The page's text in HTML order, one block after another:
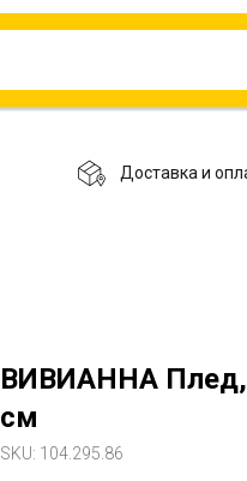
Доставка и
ВИВИАННА Плед,
см
SKU: 104.295.86